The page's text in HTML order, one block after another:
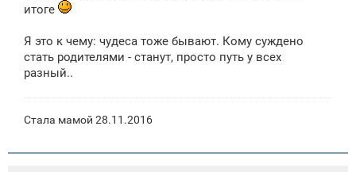
итоге
Я это к чему: чудеса тоже бывают. Кому суждено
стать родителями - станут, просто путь у всех
разный..
Стала мамой 28.11.2016